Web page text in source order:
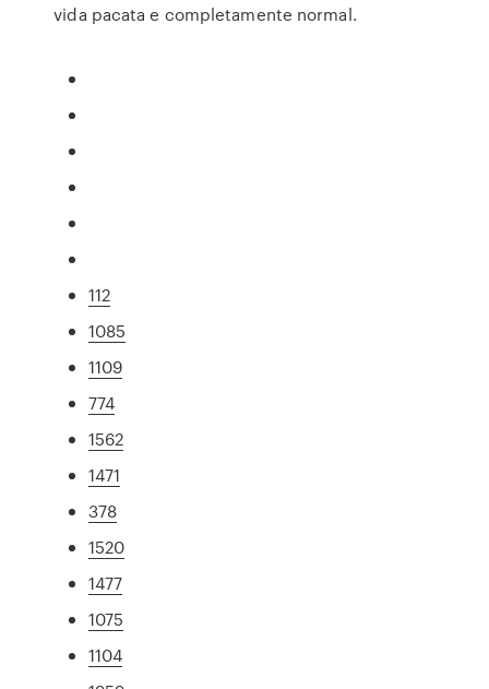
vida pacata e completamente normal.
112
1085
1109
774
1562
1471
378
1520
1477
1075
1104